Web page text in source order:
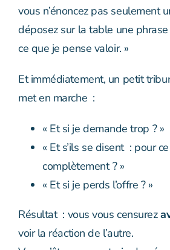
vous n’énoncez pas seulement
déposez sur la table une
ce que je pense valoir. »
Et immédiatement, un petit
met en marche :
« Et si je demande trop ? »
« Et s’ils se disent : pour
complètement ? »
« Et si je perds l’offre ? »
Résultat : vous vous censurez
voir la réaction de l’autre.